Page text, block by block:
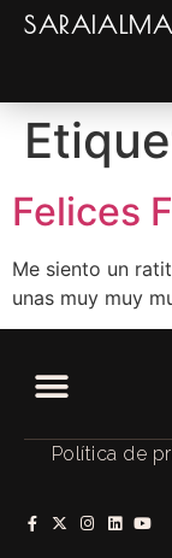
SARAIALMA
Felices
Me siento un
unas muy muy
Política de